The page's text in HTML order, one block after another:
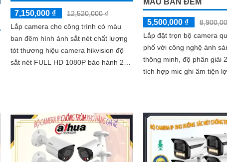
7,150,000 ₫
12,520,000 ₫
Lắp camera cho công trình có màu
ban đêm hình ảnh sắt nét chất lượng
tót thương hiệu camera hikvision độ
sắt nét FULL HD 1080P bảo hành 24
5,500,000 ₫
Lắp đặt trọn bộ camera
phố với công nghệ ánh
thông minh, độ phân giải
tích hợp mic ghi âm tiện lợi. Hỗ